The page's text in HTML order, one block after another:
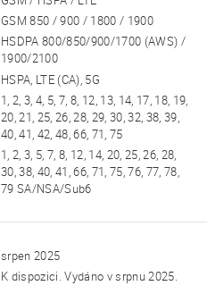
GSM 850 / 900 / 1800 / 1900
HSDPA 800/850/900/1700 (AWS) /
1900/2100
HSPA, LTE (CA), 5G
1, 2, 3, 4, 5, 7, 8, 12, 13, 14, 17, 18, 19,
20, 21, 25, 26, 28, 29, 30, 32, 38, 39,
40, 41, 42, 48, 66, 71, 75
1, 2, 3, 5, 7, 8, 12, 14, 20, 25, 26, 28,
30, 38, 40, 41, 66, 71, 75, 76, 77, 78,
79 SA/NSA/Sub6
srpen 2025
K dispozici. Vydáno v srpnu 2025.